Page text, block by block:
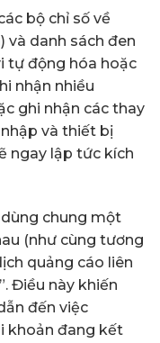
bộ chỉ số về
và danh sách đen
tự động hóa hoặc
nhận nhiều
ghi nhận các thay
và thiết bị
ngay lập tức kích
dùng chung một
(như cùng tương
quảng cáo liên
Điều này khiến
đến việc
khoản đang kết